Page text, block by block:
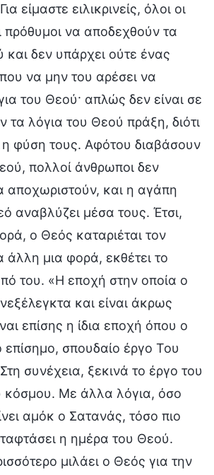
είμαστε ειλικρινείς, όλοι οι
πρόθυμοι να αποδεχθούν τα
και δεν υπάρχει ούτε ένας
να μην του αρέσει να
του Θεού· απλώς δεν είναι σε
τα λόγια του Θεού πράξη, διότι
η φύση τους. Αφότου διαβάσουν
πολλοί άνθρωποι δεν
αποχωριστούν, και η αγάπη
αναβλύζει μέσα τους. Έτσι,
ο Θεός καταριέται τον
άλλη μια φορά, εκθέτει το
του. «Η εποχή στην οποία ο
και είναι άκρως
επίσης η ίδια εποχή όπου ο
επίσημο, σπουδαίο έργο Του
συνέχεια, ξεκινά το έργο του
κόσμου. Με άλλα λόγια, όσο
αμόκ ο Σατανάς, τόσο πιο
η ημέρα του Θεού.
μιλάει ο Θεός για την